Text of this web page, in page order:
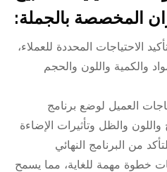
المخصصة بالجملة:
الاحتياجات المحددة للعملاء،
والكمية واللون والحجم
العميل لوضع برنامج
والظل وتأثيرات الإضاءة
من البرنامج النهائي
خطوة مهمة للغاية، مما يسمح